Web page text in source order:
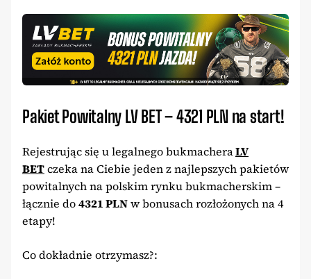
Pakiet Powitalny LV BET – 4321 PLN na start!
Rejestrując się u legalnego bukmacheraLV
BETczeka na Ciebie jeden z najlepszych pakietów
powitalnych na polskim rynku bukmacherskim –
łącznie do4321 PLNw bonusach rozłożonych na 4
etapy!
Co dokładnie otrzymasz?: